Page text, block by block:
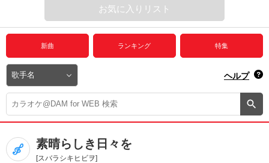
動画からさがす 録音からさがす
プレミアムサービス
DAM★とも動画
DAM★とも録音
カラオケ＠DAM
ユーザー検索
お気に入りリスト
新曲 ランキング 特集
ヘルプ
素晴らしき日々を
[スバラシキヒビヲ]